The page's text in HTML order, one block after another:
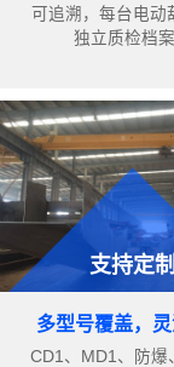
可追溯，每台电动
独立质检档案
支持定制
多型号覆盖，
CD1、MD1、防爆